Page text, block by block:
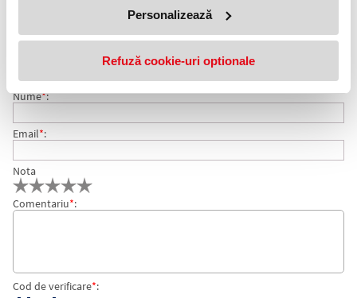
Personalizează
Refuză cookie-uri optionale
COMENTARII ROLE PLOTTER A0+, 914 X 50 MM-
Nu exista comentarii. Fii primul care comenteaza acest produs!
Adresa de e-mail ramane confidentiala si nu va fi afisata pe site.
Nume*:
Email*:
Nota
Comentariu*:
Cod de verificare*: